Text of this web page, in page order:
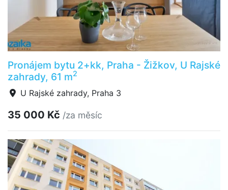
Pronájem bytu 2+kk, Praha - Žižkov, U Rajské
zahrady, 61 m2
U Rajské zahrady, Praha 3
35 000 Kč /za měsíc